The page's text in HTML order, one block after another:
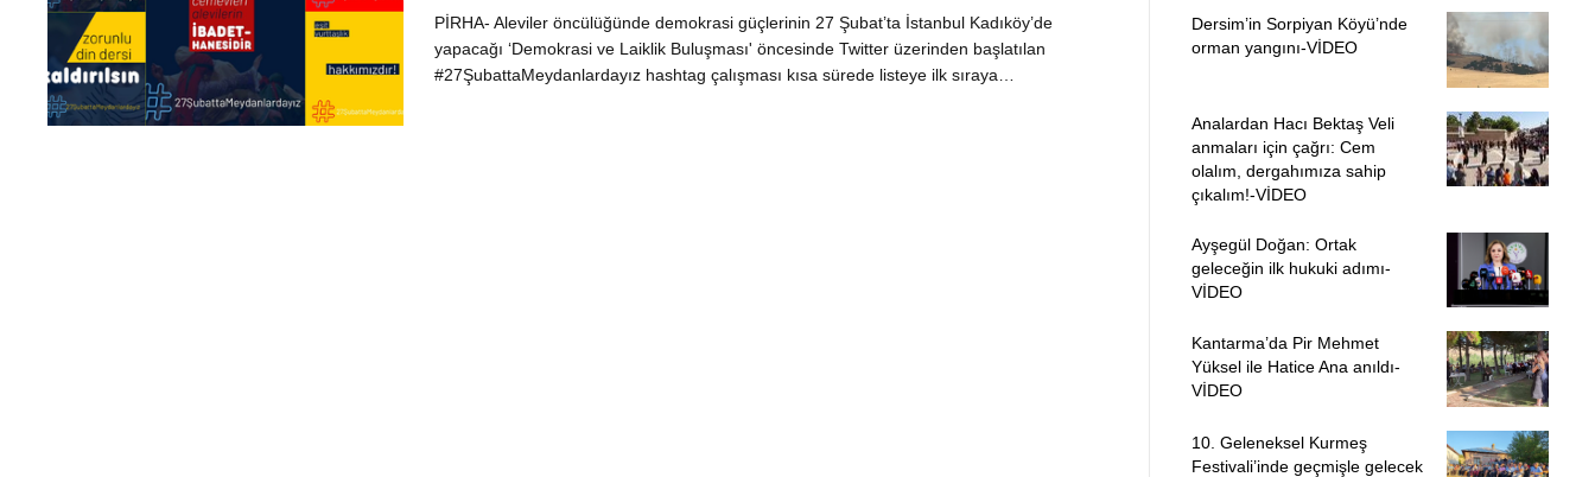
PİRHA- Aleviler öncülüğünde demokrasi güçlerinin 27 Şubat’ta İstanbul Kadıköy’de
yapacağı ‘Demokrasi ve Laiklik Buluşması' öncesinde Twitter üzerinden başlatılan
#27ŞubattaMeydanlardayız hashtag çalışması kısa sürede listeye ilk sıraya…
Dersim’in Sorpiyan Köyü’nde
orman yangını-VİDEO
Analardan Hacı Bektaş Veli
anmaları için çağrı: Cem
olalım, dergahımıza sahip
çıkalım!-VİDEO
Ayşegül Doğan: Ortak
geleceğin ilk hukuki adımı-
VİDEO
Kantarma’da Pir Mehmet
Yüksel ile Hatice Ana anıldı-
VİDEO
10. Geleneksel Kurmeş
Festivali’inde geçmişle gelecek